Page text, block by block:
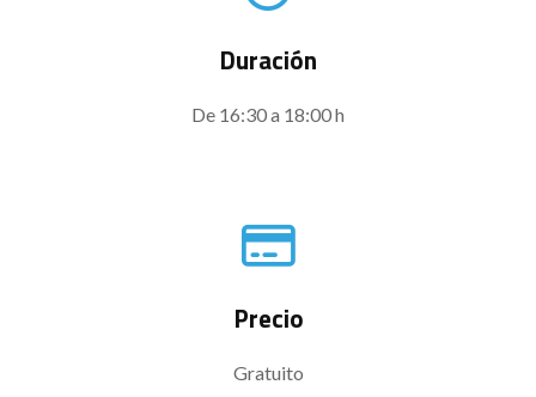
Duración
De 16:30 a 18:00 h
Precio
Gratuito